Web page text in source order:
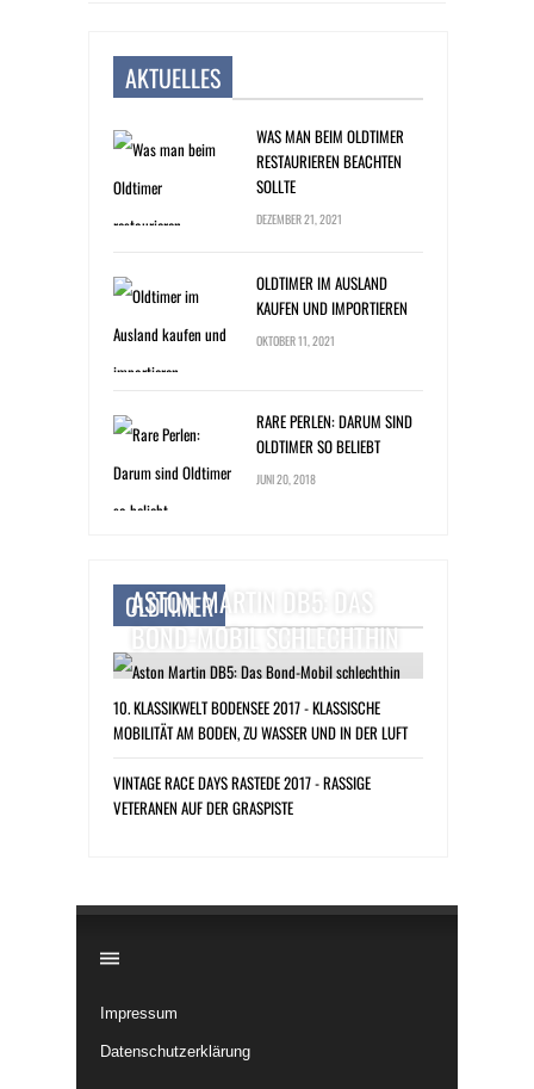
AKTUELLES
WAS MAN BEIM OLDTIMER
RESTAURIEREN BEACHTEN
SOLLTE
DEZEMBER 21, 2021
OLDTIMER IM AUSLAND
KAUFEN UND IMPORTIEREN
OKTOBER 11, 2021
RARE PERLEN: DARUM SIND
OLDTIMER SO BELIEBT
JUNI 20, 2018
OLDTIMER
ASTON MARTIN DB5: DAS
BOND-MOBIL SCHLECHTHIN
10. KLASSIKWELT BODENSEE 2017 - KLASSISCHE
MOBILITÄT AM BODEN, ZU WASSER UND IN DER LUFT
VINTAGE RACE DAYS RASTEDE 2017 - RASSIGE
VETERANEN AUF DER GRASPISTE
Impressum
Datenschutzerklärung